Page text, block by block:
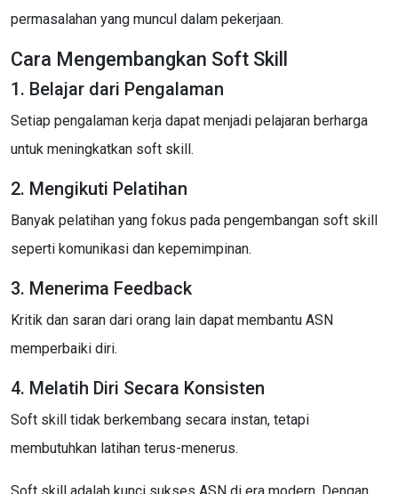
permasalahan yang muncul dalam pekerjaan.
Cara Mengembangkan Soft Skill
1. Belajar dari Pengalaman
Setiap pengalaman kerja dapat menjadi pelajaran berharga
untuk meningkatkan soft skill.
2. Mengikuti Pelatihan
Banyak pelatihan yang fokus pada pengembangan soft skill
seperti komunikasi dan kepemimpinan.
3. Menerima Feedback
Kritik dan saran dari orang lain dapat membantu ASN
memperbaiki diri.
4. Melatih Diri Secara Konsisten
Soft skill tidak berkembang secara instan, tetapi
membutuhkan latihan terus-menerus.
Soft skill adalah kunci sukses ASN di era modern. Dengan